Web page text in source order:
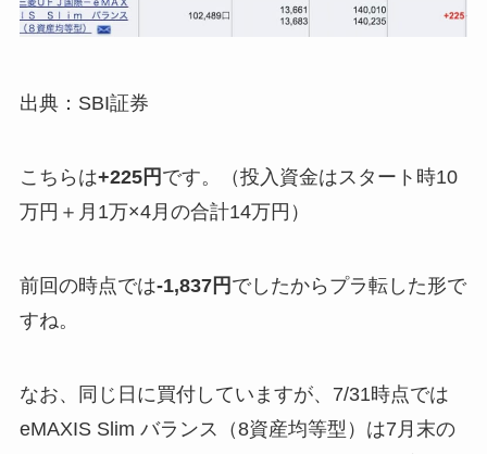
出典：SBI証券
こちらは+225円 です。（投入資金はスタート時10
万円＋月1万×4月の合計14万円）
前回の時点では-1,837円 でしたからプラ転した形で
すね。
なお、同じ日に買付していますが、7/31時点では
eMAXIS Slim バランス（8資産均等型）は7月末の